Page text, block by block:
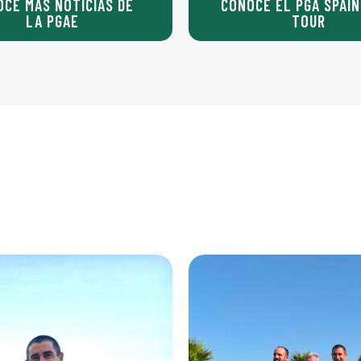
MÁS NOTICIAS DE
LA PGAE
CONOCE EL PGA
TOUR